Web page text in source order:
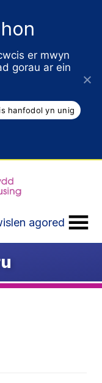
er mwyn
gorau ar ein
hanfodol yn unig
agored